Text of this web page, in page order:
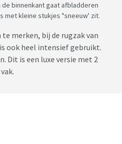
binnenkant gaat afbladderen
met kleine stukjes "sneeuw' zit.
merken, bij de rugzak van
ook heel intensief gebruikt.
Dit is een luxe versie met 2